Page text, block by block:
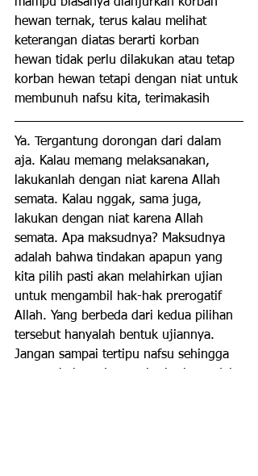
hewan ternak, terus kalau melihat
keterangan diatas berarti korban
hewan tidak perlu dilakukan atau tetap
korban hewan tetapi dengan niat untuk
membunuh nafsu kita, terimakasih
Ya. Tergantung dorongan dari dalam
aja. Kalau memang melaksanakan,
lakukanlah dengan niat karena Allah
semata. Kalau nggak, sama juga,
lakukan dengan niat karena Allah
semata. Apa maksudnya? Maksudnya
adalah bahwa tindakan apapun yang
kita pilih pasti akan melahirkan ujian
untuk mengambil hak-hak prerogatif
Allah. Yang berbeda dari kedua pilihan
tersebut hanyalah bentuk ujiannya.
Jangan sampai tertipu nafsu sehingga